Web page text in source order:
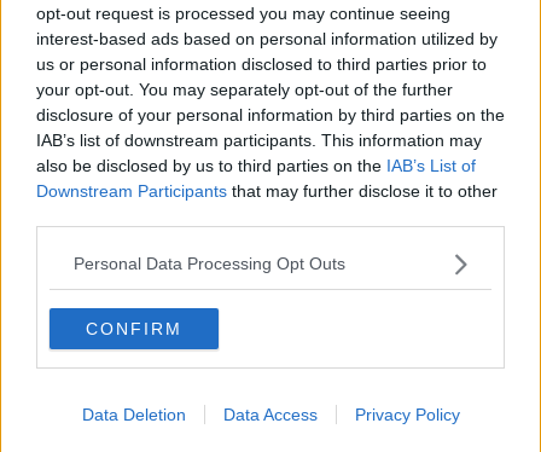
opt-out request is processed you may continue seeing
interest-based ads based on personal information utilized by
us or personal information disclosed to third parties prior to
your opt-out. You may separately opt-out of the further
disclosure of your personal information by third parties on the
IAB’s list of downstream participants. This information may
also be disclosed by us to third parties on the IAB’s List of
Downstream Participants that may further disclose it to other
Personal Data Processing Opt Outs
CONFIRM
Data Deletion Data Access Privacy Policy
L'AUKUS e il Quad
Biden, primo presidente USA non in guerra
Papa Bergoglio vedrà Viktor Orbán
Bennet, un giorno in attesa di Biden
Il ritorno dei talebani
​La lenta agonia del Libano
Sudafrica, è allarme alimentare
Usa di nuovo al centro della geopolitica internazionale
L’appuntamento di Israele con il cambiamento
La farsa delle elezioni in Siria
Biden chiama ma Netanyahu non risponde
Niente di nuovo in Medioriente
La forza di Boris Johnson
Biden nuovo alleato armeno contro la Turchia
Mar Mediterraneo cimitero silente
Israele ultima curva a destra